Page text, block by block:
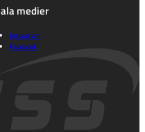
medier
Instagram
Facebook